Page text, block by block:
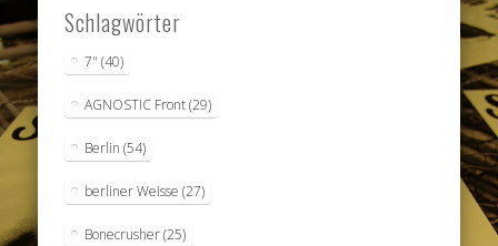
Schlagwörter
7" (40)
AGNOSTIC Front(29)
Berlin (54)
berliner Weisse (27)
Bonecrusher(25)